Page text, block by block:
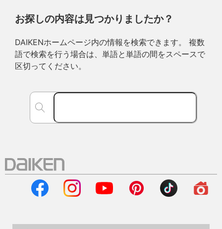
お探しの内容は見つかりましたか？
DAIKENホームページ内の情報を検索できます。 複数
語で検索を行う場合は、単語と単語の間をスペースで
区切ってください。